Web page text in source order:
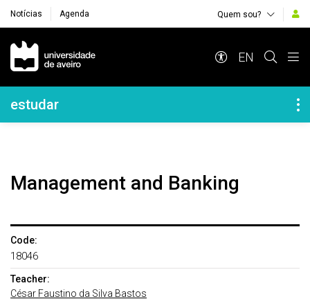
Notícias Agenda Quem sou?
Navegação Principal
EN
Navegação Lateral
estudar
Management and Banking
Code:
18046
Teacher:
César Faustino da Silva Bastos